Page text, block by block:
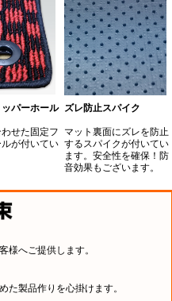
パーホール
せた固定フ
が付いてい
ズレ防止スパイク
マット裏面にズレを防止
するスパイクが付いてい
ます。安全性を確保！防
音効果もございます。
様へご提供します。
た製品作りを心掛けます。